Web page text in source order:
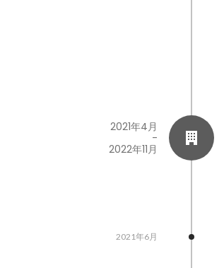
2021年4月
-
2022年11月
2021年6月